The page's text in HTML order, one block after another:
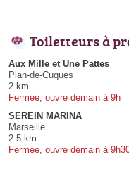
Toiletteurs à
Aux Mille et Une Pattes
Plan-de-Cuques
2 km
Fermée, ouvre demain à 9h
SEREIN MARINA
Marseille
2.5 km
Fermée, ouvre demain à